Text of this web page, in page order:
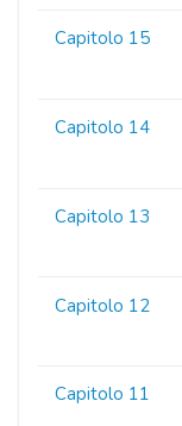
Capitolo 15
Capitolo 14
Capitolo 13
Capitolo 12
Capitolo 11